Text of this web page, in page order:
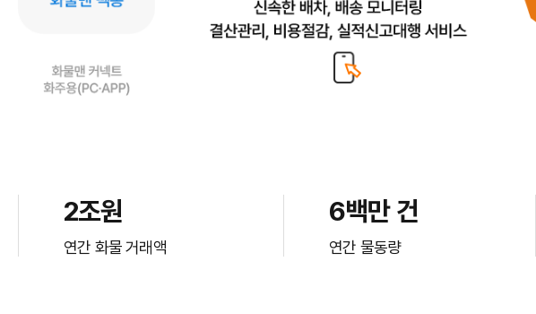
2조원
연간 화물 거래액
6백만 건
연간 물동량